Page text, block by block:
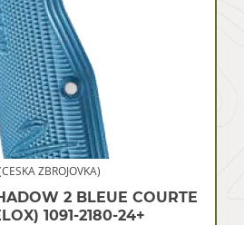
ZBROJOVKA)
2 BLEUE COURTE
1091-2180-24+